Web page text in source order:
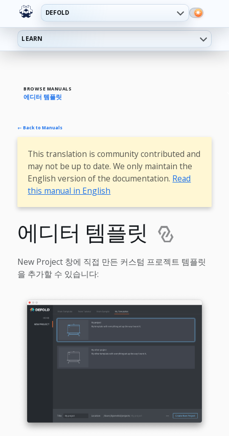
DEFOLD
LEARN
BROWSE MANUALS
에디터 템플릿
← Back to Manuals
This translation is community contributed and
may not be up to date. We only maintain the
English version of the documentation. Read
this manual in English
에디터 템플릿
New Project 창에 직접 만든 커스텀 프로젝트 템플릿
을 추가할 수 있습니다: